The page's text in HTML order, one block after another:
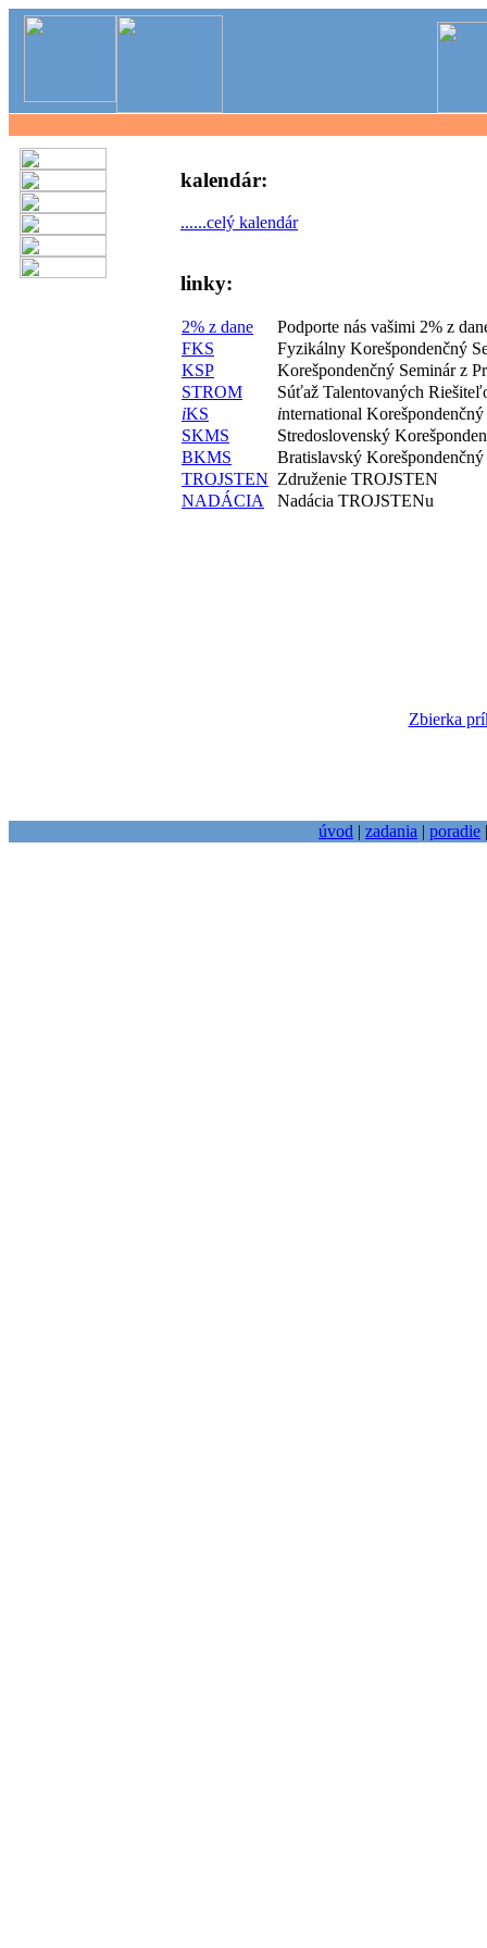
kalendár:
......celý kalendár
linky:
2% z dane
Podporte nás vašimi 2% z
FKS
Fyzikálny Korešpondenčný
KSP
Korešpondenčný Seminár z
STROM
Súťaž Talentovaných
iKS international Korešpondenčný
SKMS
Stredoslovenský
BKMS
Bratislavský
TROJSTEN Združenie TROJSTEN
NADÁCIA
Nadácia TROJSTENu
Zbierka
úvod | zadania | poradie